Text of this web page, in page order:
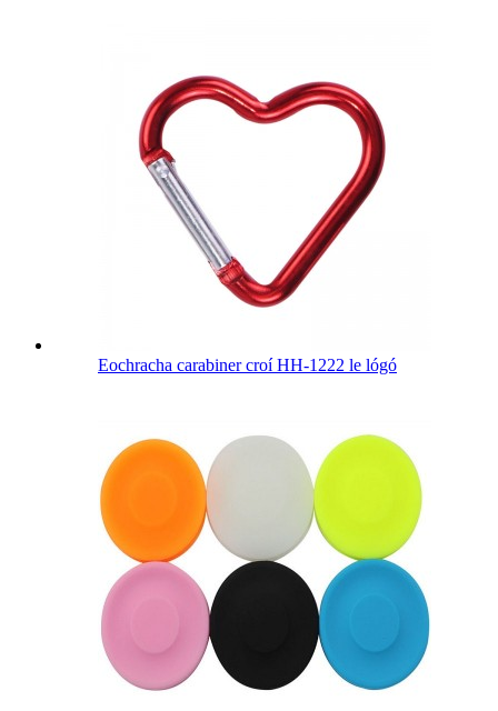
Eochracha carabiner croí HH-1222 le lógó